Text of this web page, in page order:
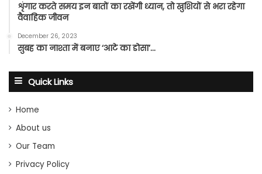
शृंगार करते समय इन बातों का रखेंगी ध्यान, तो खुशियों से भरा रहेगा
वैवाहिक जीवन
December 26, 2023
सुबह का नाश्ता में बनाए ‘आटे का डोसा’…
Quick Links
Home
About us
Our Team
Privacy Policy